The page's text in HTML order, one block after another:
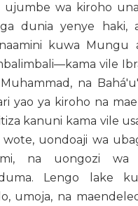
ujumbe wa kiroho
dunia yenye haki,
kuwa Mungu
vile
na
yao ya kiroho na
kanuni kama vile
uondoaji wa
na uongozi wa
Lengo lake
umoja, na